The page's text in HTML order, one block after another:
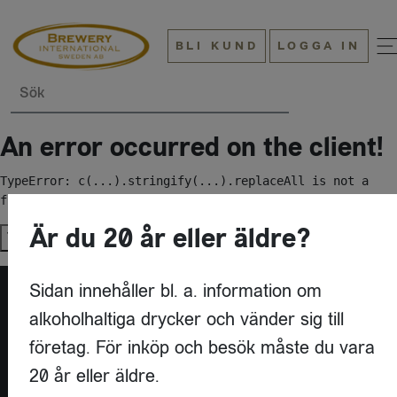
BLI KUND LOGGA IN
Sök
An error occurred on the client!
TypeError: c(...).stringify(...).replaceAll is not a
function
Try again
KONTAKT
Är du 20 år eller äldre?
Sidan innehåller bl. a. information om
alkoholhaltiga drycker och vänder sig till
företag. För inköp och besök måste du vara
20 år eller äldre.